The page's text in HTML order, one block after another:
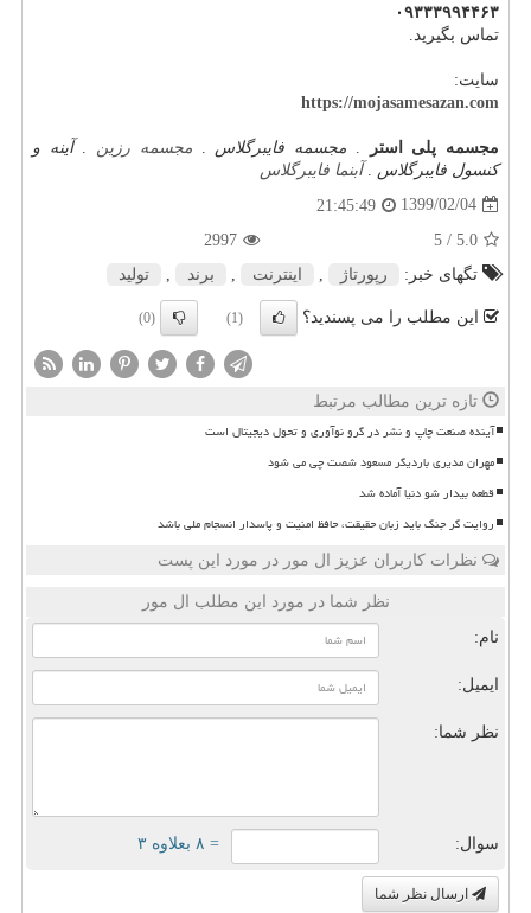
۰۹۳۳۳۹۹۴۴۶۳
تماس بگیرید.
سایت:
https://mojasamesazan.com
مجسمه پلی استر مجسمه فایبرگلاس .مجسمه رزین .آینه و
کنسول فایبرگلاس .آبنما فایبرگلاس
1399/02/04
21:45:49
5.0
/ 5
2997
تگهای خبر:
رپورتاژ اینترنت برند تولید
این مطلب را می پسندید؟ (1)
(0)
تازه ترین مطالب مرتبط
آینده صنعت چاپ و نشر در گرو نوآوری و تحول دیجیتال است
مهران مدیری باردیگر مسعود شصت چی می شود
قطعه بیدار شو دنیا آماده شد
روایت گر جنگ باید زبان حقیقت، حافظ امنیت و پاسدار انسجام ملی باشد
نظرات کاربران عزیز ال مور در مورد این پست
نظر شما در مورد این مطلب ال مور
نام:
ایمیل:
نظر شما:
سوال: = ۸ بعلاوه ۳
ارسال نظر شما